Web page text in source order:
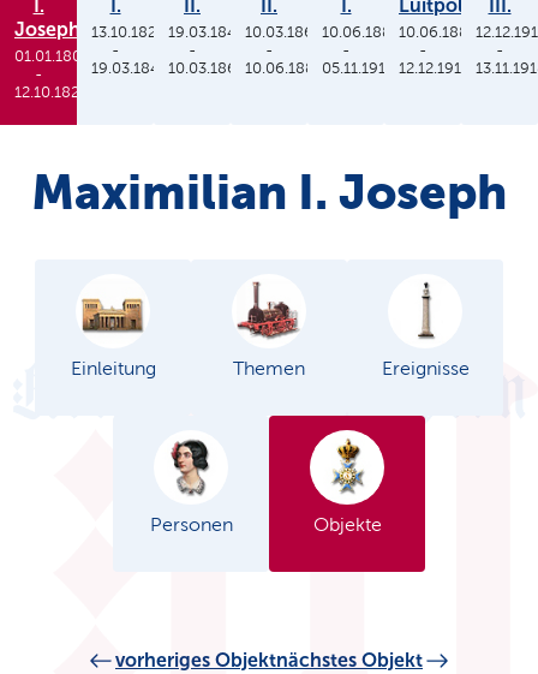
I.
Joseph
01.01.1806
-
12.10.1825
I.
13.10.1825
-
19.03.1848
II.
19.03.1848
-
10.03.1864
II.
10.03.1864
-
10.06.1886
I.
10.06.1886
-
05.11.1913
Luitpold
10.06.1886
-
12.12.1912
III.
-
Maximilian I. Joseph
Einleitung Themen Ereignisse
Personen Objekte
vorheriges Objektnächstes Objekt